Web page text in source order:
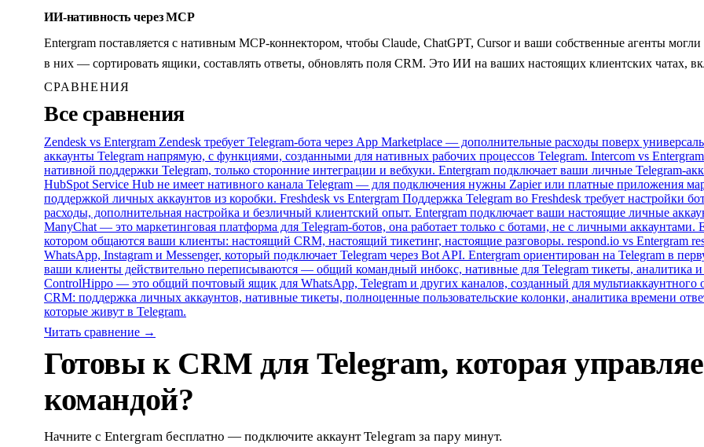
ИИ-нативность через MCP
Entergram поставляется с нативным MCP-коннектором, чтобы Claude, ChatGPT, Cursor и ваши собственные агенты
в них — сортировать ящики, составлять ответы, обновлять поля CRM. Это ИИ на ваших настоящих клиентских чатах,
СРАВНЕНИЯ
Все сравнения
Zendesk vs Entergram Zendesk требует Telegram-бота через App Marketplace — дополнительные расходы поверх
аккаунты Telegram напрямую, с функциями, созданными для нативных рабочих процессов Telegram. Intercom vs Entergram
нативной поддержки Telegram, только сторонние интеграции и вебхуки. Entergram подключает ваши личные Telegram-
HubSpot Service Hub не имеет нативного канала Telegram — для подключения нужны Zapier или платные приложения
поддержкой личных аккаунтов из коробки. Freshdesk vs Entergram Поддержка Telegram во Freshdesk требует настройки
расходы, дополнительная настройка и безличный клиентский опыт. Entergram подключает ваши настоящие личные
ManyChat — это маркетинговая платформа для Telegram-ботов, она работает только с ботами, не с личными аккаунтами.
котором общаются ваши клиенты: настоящий CRM, настоящий тикетинг, настоящие разговоры. respond.io vs Entergram
WhatsApp, Instagram и Messenger, который подключает Telegram через Bot API. Entergram ориентирован на Telegram в
ваши клиенты действительно переписываются — общий командный инбокс, нативные для Telegram тикеты, аналитика
ControlHippo — это общий почтовый ящик для WhatsApp, Telegram и других каналов, созданный для
CRM: поддержка личных аккаунтов, нативные тикеты, полноценные пользовательские колонки, аналитика времени
которые живут в Telegram.
Читать сравнение →
Готовы к CRM для Telegram, которая
командой?
Начните с Entergram бесплатно — подключите аккаунт Telegram за пару минут.